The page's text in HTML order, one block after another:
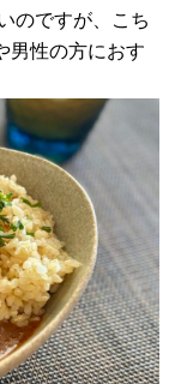
のですが、こち
男性の方におす